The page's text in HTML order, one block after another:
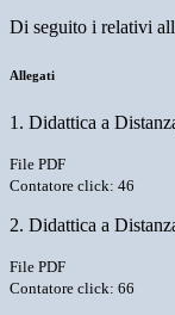
Di seguito i relativi
Allegati
1. Didattica a
File PDF
Contatore click: 46
2. Didattica a
File PDF
Contatore click: 66